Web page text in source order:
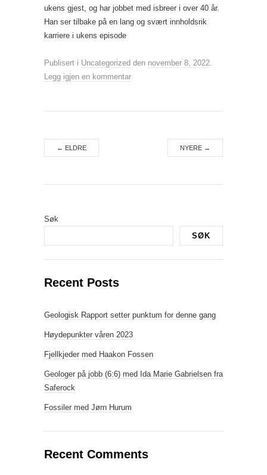
ukens gjest, og har jobbet med isbreer i over 40 år.
Han ser tilbake på en lang og svært innholdsrik
karriere i ukens episode
Publisert i Uncategorized den november 8, 2022.
Legg igjen en kommentar
← ELDRE NYERE →
Søk
SØK
Recent Posts
Geologisk Rapport setter punktum for denne gang
Høydepunkter våren 2023
Fjellkjeder med Haakon Fossen
Geologer på jobb (6:6) med Ida Marie Gabrielsen fra
Saferock
Fossiler med Jørn Hurum
Recent Comments